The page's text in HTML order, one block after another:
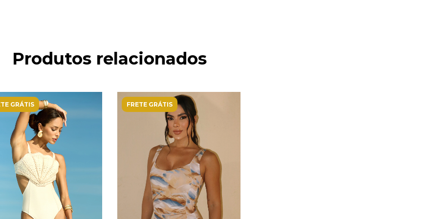
Produtos relacionados
GRÁTIS FRETE GRÁTIS